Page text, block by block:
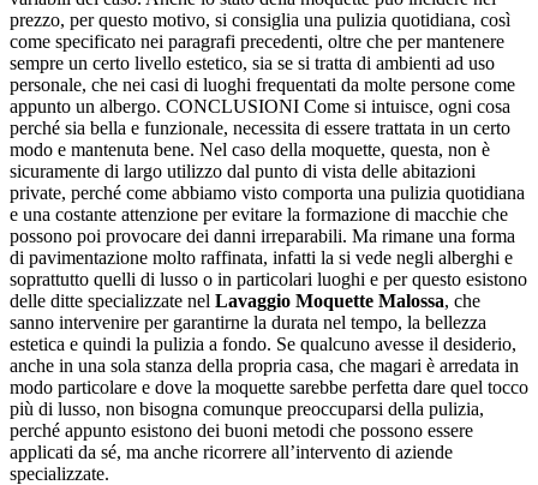
prezzo, per questo motivo, si consiglia una pulizia quotidiana, così
come specificato nei paragrafi precedenti, oltre che per mantenere
sempre un certo livello estetico, sia se si tratta di ambienti ad uso
personale, che nei casi di luoghi frequentati da molte persone come
appunto un albergo. CONCLUSIONI Come si intuisce, ogni cosa
perché sia bella e funzionale, necessita di essere trattata in un certo
modo e mantenuta bene. Nel caso della moquette, questa, non è
sicuramente di largo utilizzo dal punto di vista delle abitazioni
private, perché come abbiamo visto comporta una pulizia quotidiana
e una costante attenzione per evitare la formazione di macchie che
possono poi provocare dei danni irreparabili. Ma rimane una forma
di pavimentazione molto raffinata, infatti la si vede negli alberghi e
soprattutto quelli di lusso o in particolari luoghi e per questo esistono
delle ditte specializzate nel Lavaggio Moquette Malossa, che
sanno intervenire per garantirne la durata nel tempo, la bellezza
estetica e quindi la pulizia a fondo. Se qualcuno avesse il desiderio,
anche in una sola stanza della propria casa, che magari è arredata in
modo particolare e dove la moquette sarebbe perfetta dare quel tocco
più di lusso, non bisogna comunque preoccuparsi della pulizia,
perché appunto esistono dei buoni metodi che possono essere
applicati da sé, ma anche ricorrere all’intervento di aziende
specializzate.